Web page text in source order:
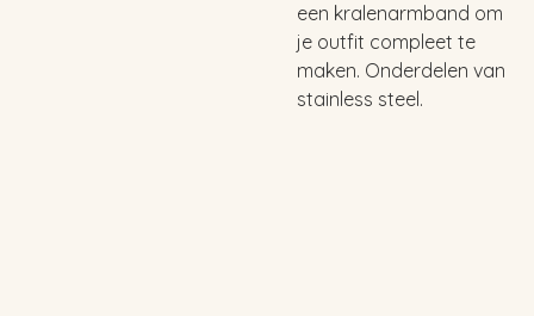
een kralenarmband om
je outfit compleet te
maken. Onderdelen van
stainless steel.